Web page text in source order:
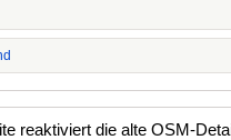
reaktiviert die alte OSM-